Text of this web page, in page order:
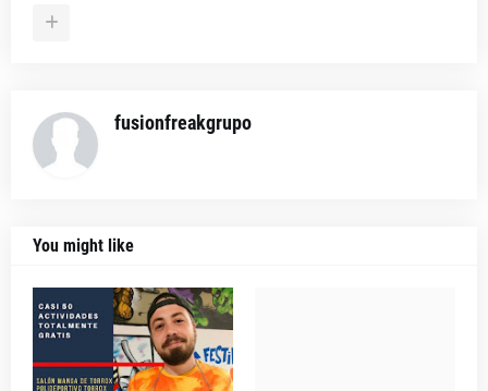
fusionfreakgrupo
You might like